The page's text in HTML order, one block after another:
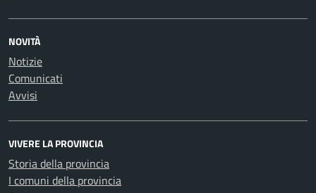
NOVITÀ
Notizie
Comunicati
Avvisi
VIVERE LA PROVINCIA
Storia della provincia
I comuni della provincia